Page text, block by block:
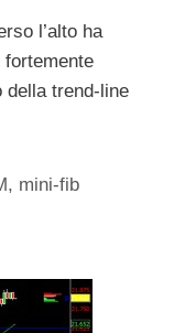
l’alto ha
della trend-line
, mini-fib